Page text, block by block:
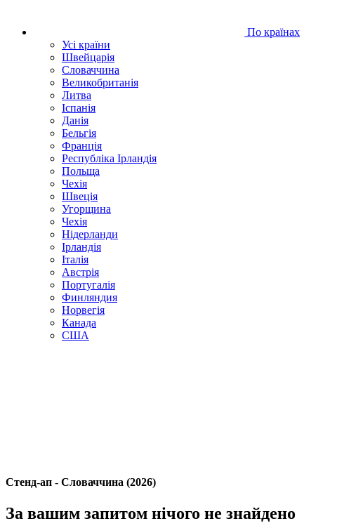
По країнах
Усі країни
Швейцарія
Словаччина
Великобританія
Литва
Іспанія
Данія
Бельгія
Франція
Республіка Ірландія
Польща
Чехія
Швецiя
Угорщина
Чехія
Нідерланди
Iрландія
Iталiя
Австрія
Португалія
Финляндия
Норвегія
Канада
США
Стенд-ап - Словаччина (2026)
За вашим запитом нічого не знайдено